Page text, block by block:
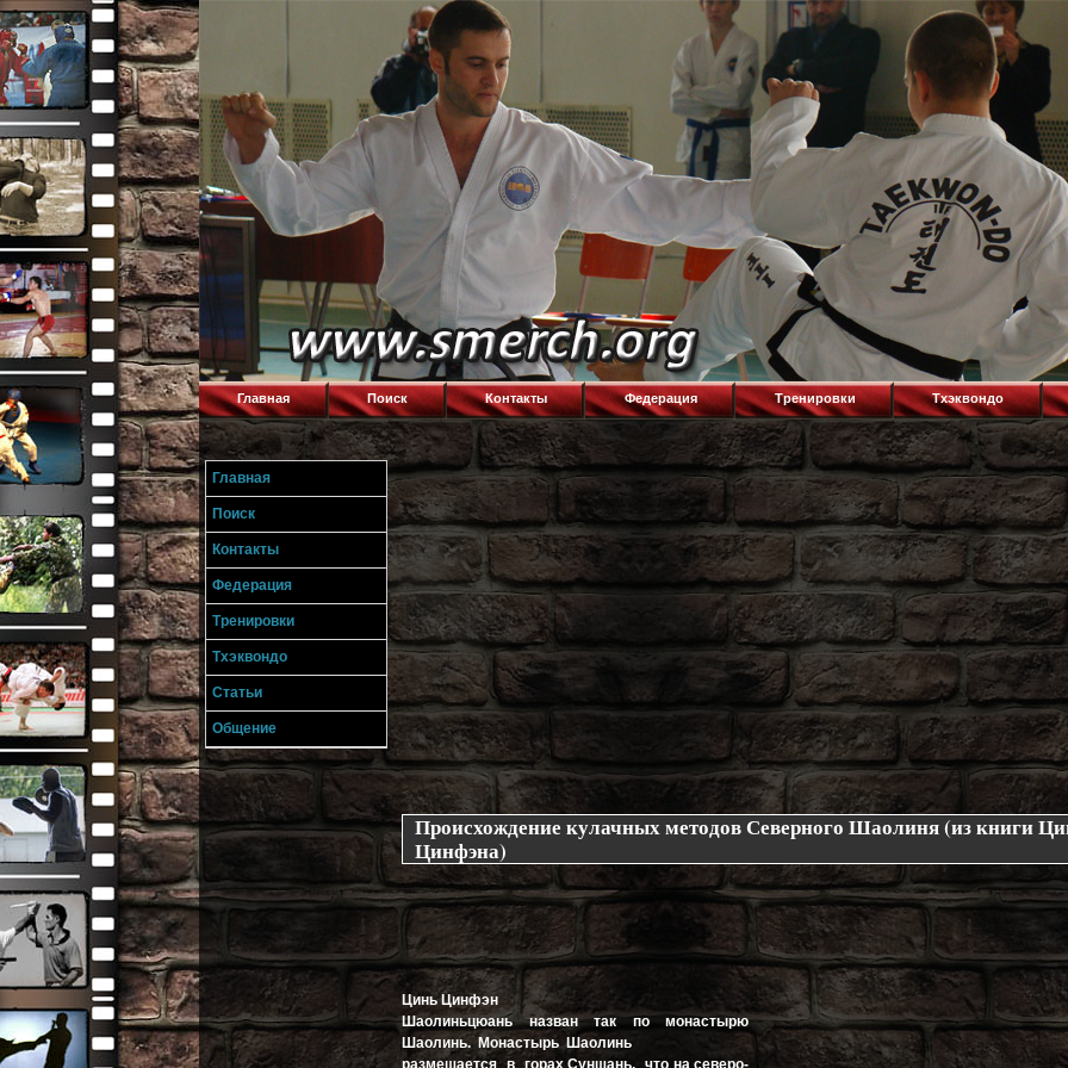
Главная Поиск Контакты Федерация Тренировки Тхэквондо
Происхождение кулачных методов Северного Шаолиня (из книги
Цинфэна)
Цинь Цинфэн
Шаолиньцюань назван так по монастырю
Шаолинь. Монастырь Шаолинь
размещается в горах Суншань, что на северо-
Главная
Поиск
Контакты
Федерация
Тренировки
Тхэквондо
Статьи
Общение